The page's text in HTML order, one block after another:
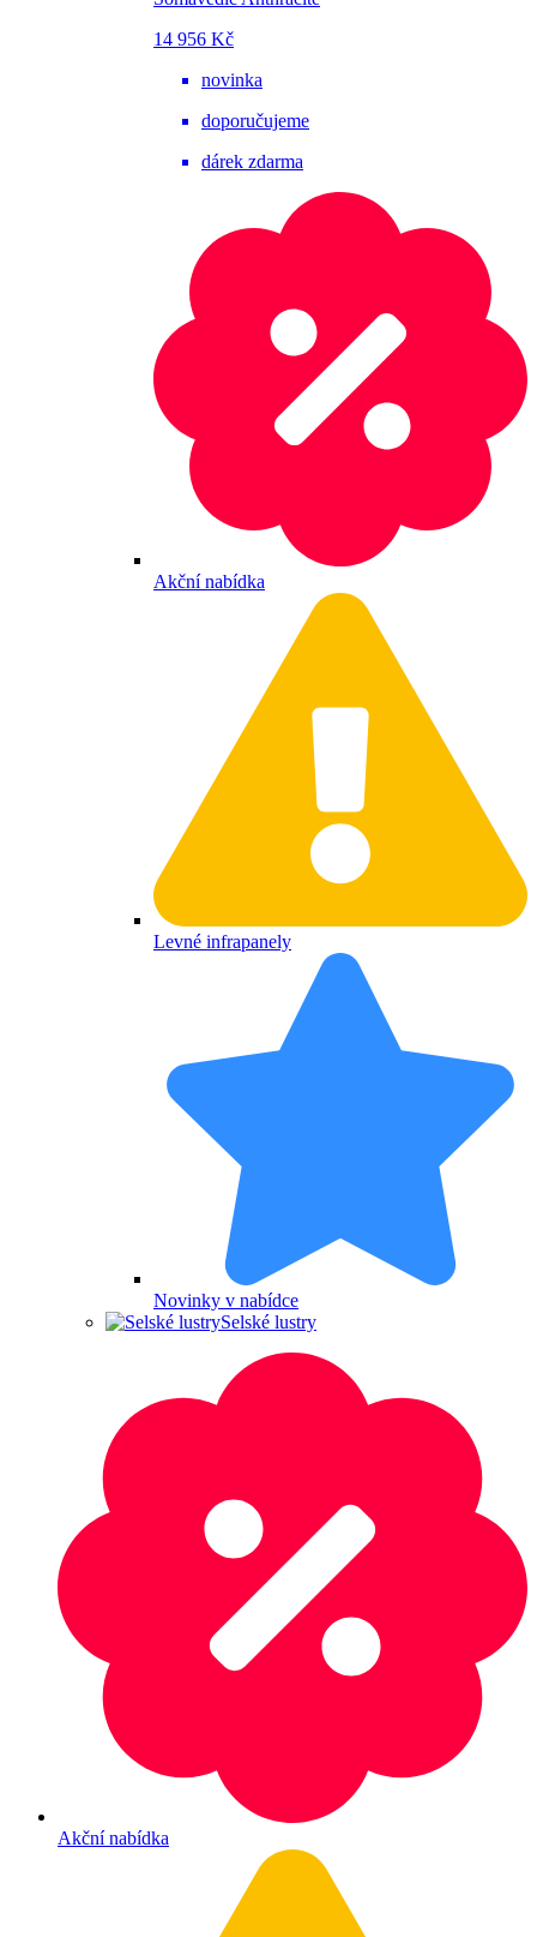
14 956 Kč
novinka
doporučujeme
dárek zdarma
Akční nabídka
Levné infrapanely
Novinky v nabídce
Selské lustry
Akční nabídka